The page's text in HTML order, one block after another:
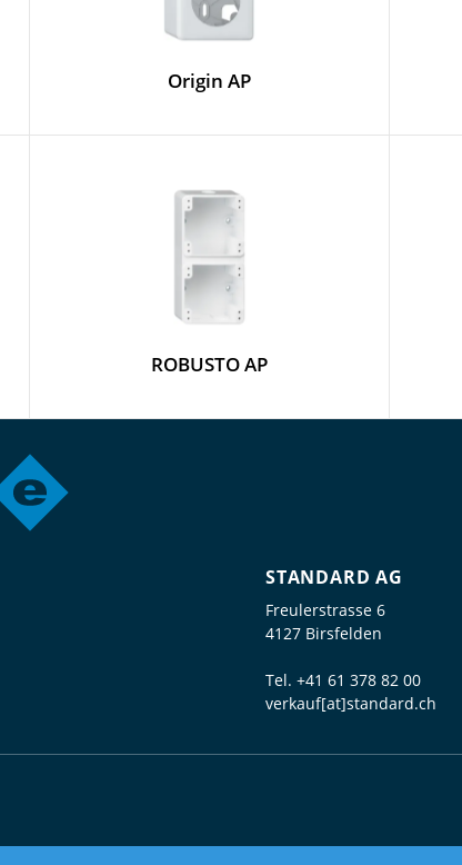
Origin AP
ROBUSTO AP
STANDARD AG
Freulerstrasse 6
4127 Birsfelden
Tel. +41 61 378 82 00
verkauf[at]standard.ch